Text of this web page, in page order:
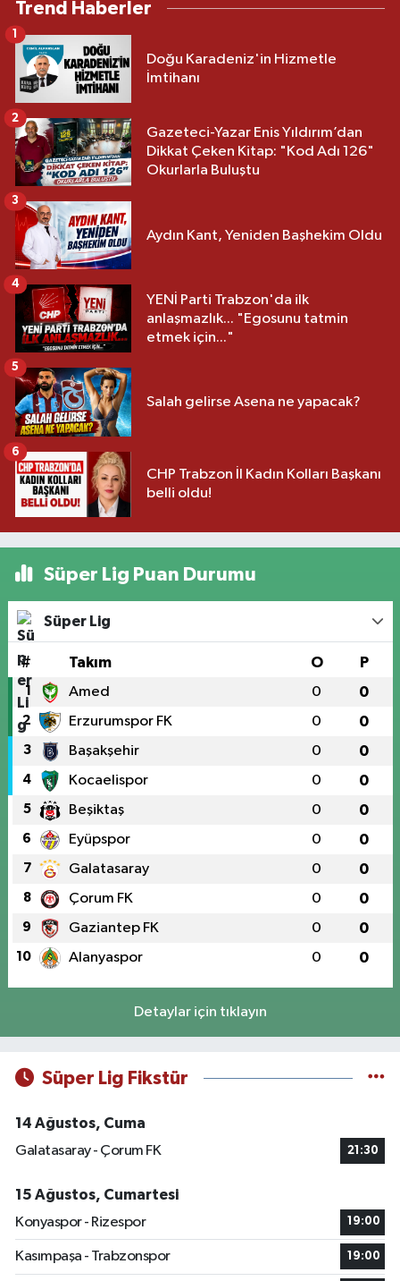
Trend Haberler
Doğu Karadeniz'in Hizmetle
İmtihanı
1
Gazeteci-Yazar Enis Yıldırım’dan
Dikkat Çeken Kitap: "Kod Adı 126"
Okurlarla Buluştu
2
Aydın Kant, Yeniden Başhekim Oldu
3
YENİ Parti Trabzon'da ilk
anlaşmazlık... "Egosunu tatmin
etmek için..."
4
Salah gelirse Asena ne yapacak?
5
CHP Trabzon İl Kadın Kolları Başkanı
belli oldu!
6
Süper Lig Puan Durumu
Süper Lig
# Takım O P
1 Amed 0 0
2 Erzurumspor FK 0 0
3 Başakşehir 0 0
4 Kocaelispor 0 0
5 Beşiktaş 0 0
6 Eyüpspor 0 0
7 Galatasaray 0 0
8 Çorum FK 0 0
9 Gaziantep FK 0 0
10 Alanyaspor 0 0
Detaylar için tıklayın
Süper Lig Fikstür
14 Ağustos, Cuma
Galatasaray - Çorum FK
21:30
15 Ağustos, Cumartesi
Konyaspor - Rizespor
19:00
Kasımpaşa - Trabzonspor 19:00